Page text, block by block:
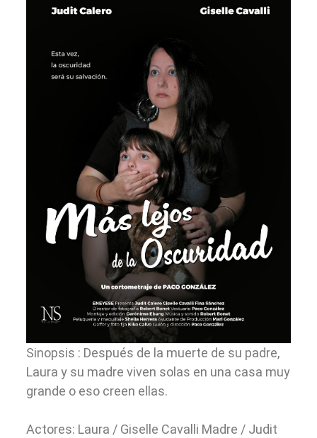
Sinopsis : Después de la muerte de su padre,
Laura y su madre viven solas en una casa muy
grande o eso creen ellas.
Actores: Laura / Giselle Cavalli Madre / Judit